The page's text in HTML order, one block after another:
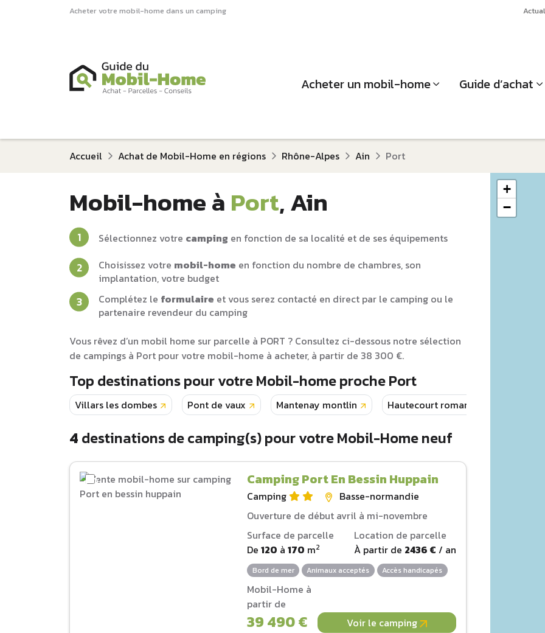
Acheter votre mobil-home dans un camping
Acheter un mobil-home Guide d’achat
Accueil Achat de Mobil-Home en régions Rhône-Alpes Ain Port
+
−
Mobil-home à Port, Ain
Sélectionnez votre camping en fonction de sa localité et de ses équipements
Choisissez votre mobil-home en fonction du nombre de chambres, son
implantation, votre budget
Complétez le formulaire et vous serez contacté en direct par le camping ou le
partenaire revendeur du camping
Vous rêvez d’un mobil home sur parcelle à PORT ? Consultez ci-dessous notre sélection
de campings à Port pour votre mobil-home à acheter, à partir de 38 300 €.
Top destinations pour votre Mobil-home proche Port
Villars les dombes Pont de vaux Mantenay montlin Hautecourt romaneche
4 destinations de camping(s) pour votre Mobil-Home neuf
Camping Port En Bessin Huppain
Camping
Basse-normandie
Ouverture de début avril à mi-novembre
Surface de parcelle
De120 à170 m2
Location de parcelle
À partir de 2436 € / an
Bord de mer Animaux acceptés Accès handicapés
Mobil-Home à
partir de
39 490 € Voir le camping